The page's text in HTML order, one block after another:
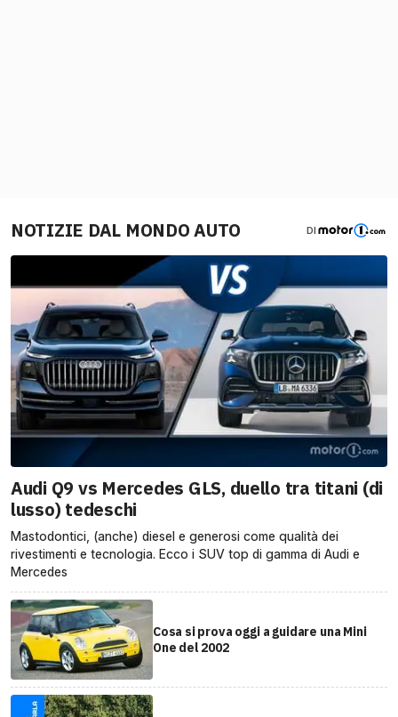
NOTIZIE DAL MONDO AUTO DI
Audi Q9 vs Mercedes GLS, duello tra titani (di
lusso) tedeschi
Mastodontici, (anche) diesel e generosi come qualità dei
rivestimenti e tecnologia. Ecco i SUV top di gamma di Audi e
Mercedes
Cosa si prova oggi a guidare una Mini
One del 2002